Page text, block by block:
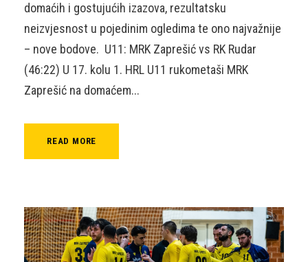
domaćih i gostujućih izazova, rezultatsku
neizvjesnost u pojedinim ogledima te ono najvažnije
– nove bodove. U11: MRK Zaprešić vs RK Rudar
(46:22) U 17. kolu 1. HRL U11 rukometaši MRK
Zaprešić na domaćem...
READ MORE